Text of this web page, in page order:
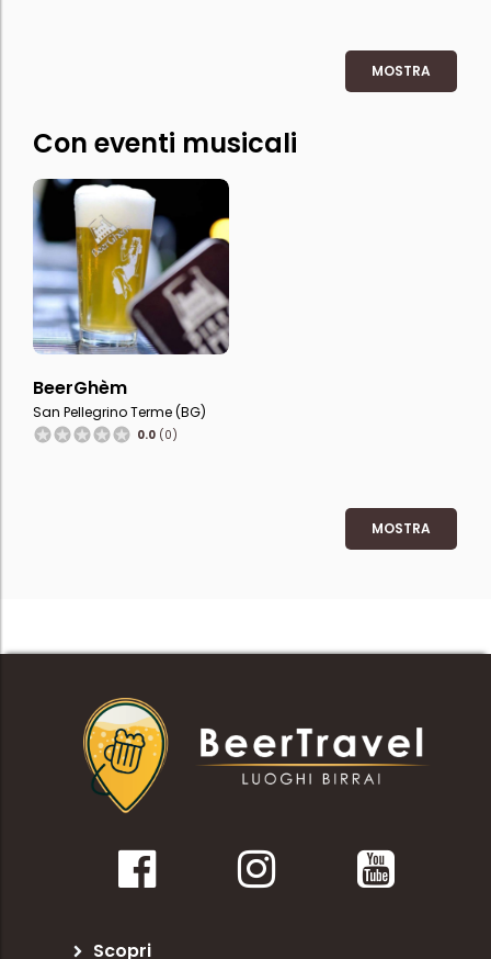
MOSTRA
Con eventi musicali
BeerGhèm
San Pellegrino Terme (BG)
0.0 (0)
MOSTRA
Scopri